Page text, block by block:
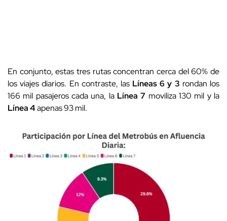
En conjunto, estas tres rutas concentran cerca del 60% de
los viajes diarios. En contraste, las Líneas 6 y 3 rondan los
166 mil pasajeros cada una, la Línea 7 moviliza 130 mil y la
Línea 4apenas 93 mil.